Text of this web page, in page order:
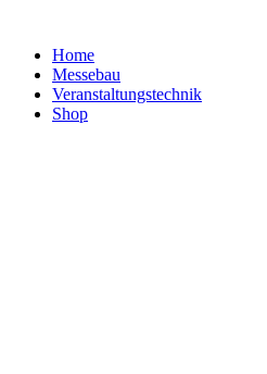
Home
Messebau
Veranstaltungs­technik
Shop